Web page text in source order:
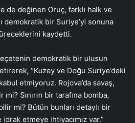
de değinen Oruç, farklı halk ve
demokratik bir Suriye’yi sonuna
kaydetti.
demokratik bir ulusun
“Kuzey ve Doğu Suriye’deki
etmiyoruz. Rojova’da savaş,
mi? Sınırın bir tarafına bomba,
mi? Bütün bunları detaylı bir
etmeye ihtiyacımız var.”